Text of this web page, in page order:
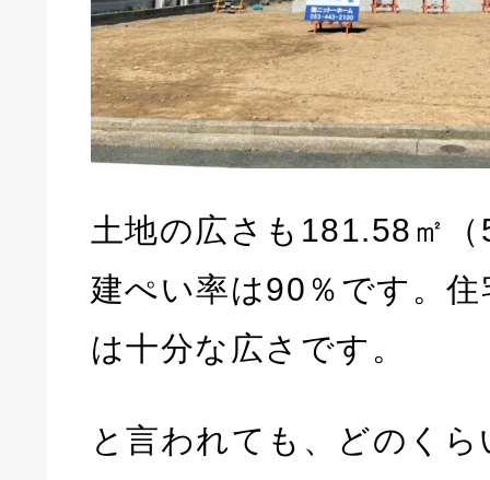
土地の広さも181.58㎡
建ぺい率は90％です。
は十分な広さです。
と言われても、どのく